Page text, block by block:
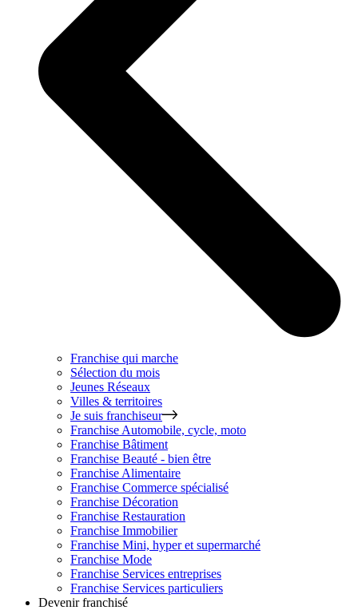
Franchise qui marche
Sélection du mois
Jeunes Réseaux
Villes & territoires
Je suis franchiseur
Franchise Automobile, cycle, moto
Franchise Bâtiment
Franchise Beauté - bien être
Franchise Alimentaire
Franchise Commerce spécialisé
Franchise Décoration
Franchise Restauration
Franchise Immobilier
Franchise Mini, hyper et supermarché
Franchise Mode
Franchise Services entreprises
Franchise Services particuliers
Devenir franchisé